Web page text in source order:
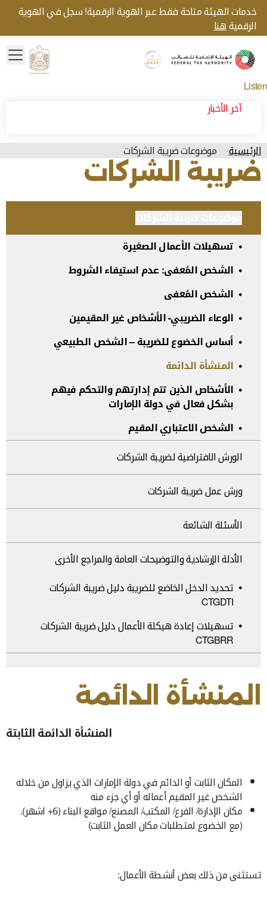
خدمات الهيئة متاحة فقط عبر الهوية الرقمية! سجل في الهوية
الرقميةهنا
Logo
Gold star Logo
Listen
آخر الأخبار
الرئيسية موضوعات ضريبة الشركات
ضريبة الشركات
تسهيلات الأعمال الصغيرة
الشخص المُعفى: عدم استيفاء الشروط
الشخص المُعفى
الوعاء الضريبي- الأشخاص غير المقيمين
أساس الخضوع للضريبة – الشخص الطبيعي
المنشأة الدائمة
الأشخاص الذين تتم إدارتهم والتحكم فيهم
بشكل فعال في دولة الإمارات
الشخص الاعتباري المقيم
الورش الافتراضية لضريبة الشركات
ورش عمل ضريبة الشركات
الأسئلة الشائعة
الأدلة الإرشادية والتوضيحات العامة والمراجع الأخرى
تحديد الدخل الخاضع للضريبة دليل ضريبة الشركات
CTGDTI
تسهيلات إعادة هيكلة الأعمال دليل ضريبة الشركات
CTGBRR
المنشأة الدائمة
المنشأة الدائمة الثابتة
المكان الثابت أو الدائم في دولة الإمارات الذي يزاول من خلاله
الشخص غير المقيم أعماله أو أي جزء منه
مكان الإدارة/ الفرع/ المكتب/ المصنع/ مواقع البناء (6+ اشهر).
(مع الخضوع لمتطلبات مكان العمل الثابت)
تستثنى من ذلك بعض أنشطة الأعمال: